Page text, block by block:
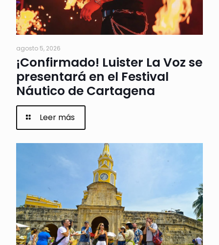
agosto 5, 2026
¡Confirmado! Luister La Voz se
presentará en el Festival
Náutico de Cartagena
Leer más